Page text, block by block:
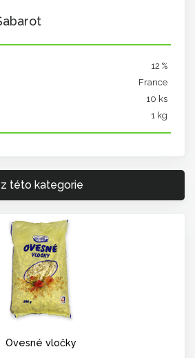
12 %
France
10 ks
1 kg
této kategorie
Ovesné vločky